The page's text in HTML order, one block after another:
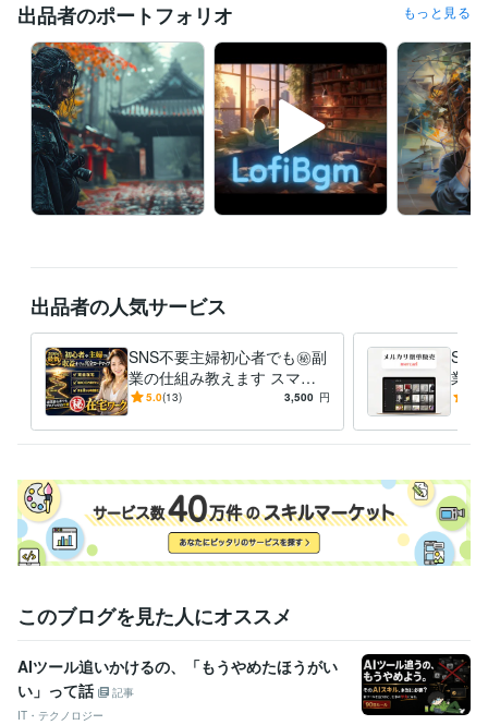
資産運用・副業の相談 アフィリエイト・副業・コンテンツ・SNS
SNS 副業 Webデザイン アフィリエイト ビジネス 占い AI
デザイン制作 グラフィック/グラフィックデザイナー
デザイン グラフィック
出品者のポートフォリオ もっと見る
出品者の人気サービス
SNS不要主婦初心者でも㊙️副
業の仕組み教えます スマホ1
台で完結。2026年最新のAI技
5.0(13) 3,500 円
業教
来る
このブログを見た人にオススメ
AIツール追いかけるの、「もうやめたほうがい
い」って話
記事
IT・テクノロジー